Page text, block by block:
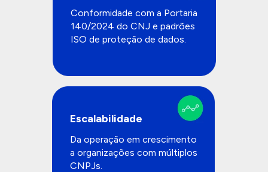
Conformidade com a Portaria
140/2024 do CNJ e padrões
ISO de proteção de dados.
Escalabilidade
Da operação em crescimento
a organizações com múltiplos
CNPJs.